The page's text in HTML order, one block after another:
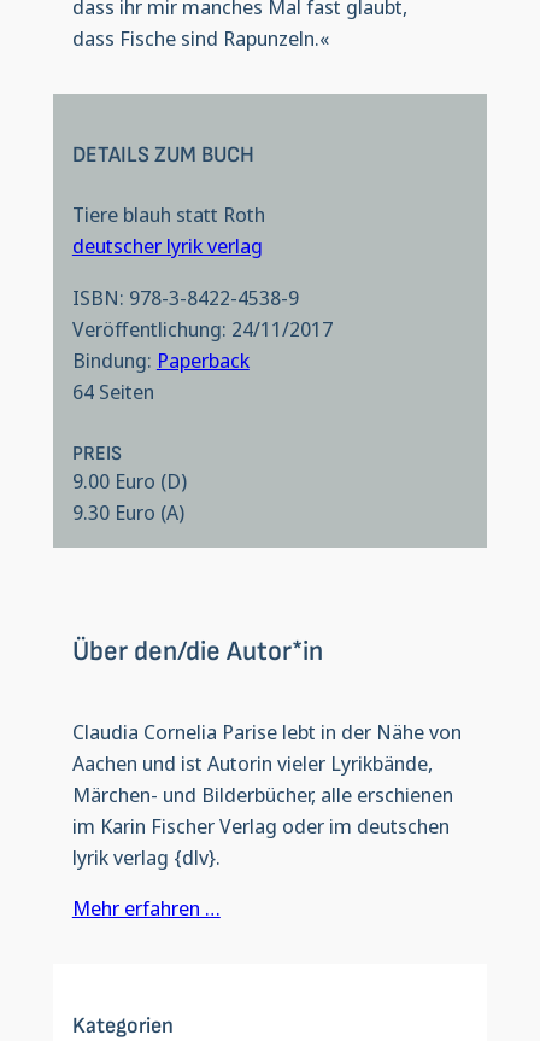
dass ihr mir manches Mal fast glaubt,
dass Fische sind Rapunzeln.«
DETAILS ZUM BUCH
Tiere blauh statt Roth
deutscher lyrik verlag
ISBN: 978-3-8422-4538-9
Veröffentlichung: 24/11/2017
Bindung: Paperback
64 Seiten
PREIS
9.00 Euro (D)
9.30 Euro (A)
Über den/die Autor*in
Claudia Cornelia Parise lebt in der Nähe von
Aachen und ist Autorin vieler Lyrikbände,
Märchen- und Bilderbücher, alle erschienen
im Karin Fischer Verlag oder im deutschen
lyrik verlag {dlv}.
Mehr erfahren …
Kategorien